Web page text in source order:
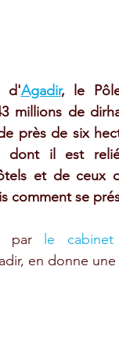
d'Agadir, le
millions de
près de six
dont il est
et de ceux
comment se
par le
en donne